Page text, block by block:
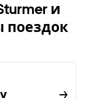
и
поездок